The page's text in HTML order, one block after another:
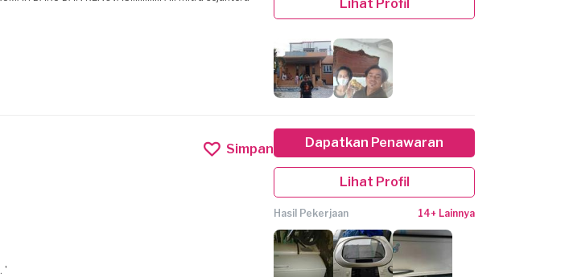
Lihat Profil
Simpan
'
Dapatkan Penawaran
Lihat Profil
Hasil Pekerjaan 14+ Lainnya